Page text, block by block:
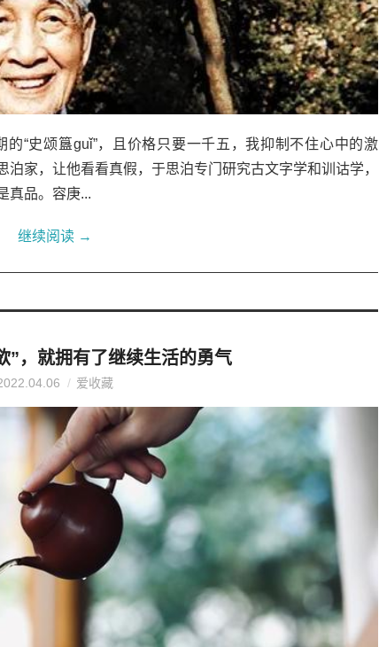
“史颂簋guǐ”，且价格只要一千五，我抑制不住心中的激
泊家，让他看看真假，于思泊专门研究古文字学和训诂学，
真品。容庚...
继续阅读 →
”，就拥有了继续生活的勇气
爱收藏